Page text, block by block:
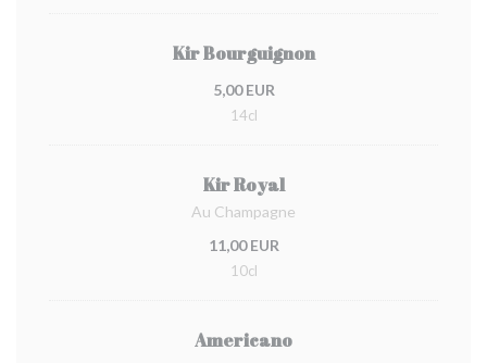
Kir Bourguignon
5,00 EUR
14cl
Kir Royal
Au Champagne
11,00 EUR
10cl
Americano